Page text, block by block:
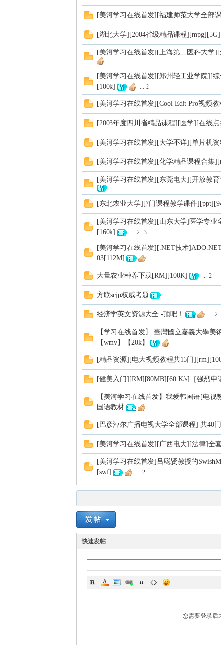
[美河学习在线首发][福建师范大学全部
[湖北大学][2004省级精品课程
[美河学习在线首发][上海第二医科大学
[美河学习在线首发][郑州轻工业学院][
[100k]
... 2
[美河学习在线首发][Cool Edit Pro视频
[2003年度四川省精品课程][医学][在线
[美河学习在线首发][大学不详][单片机
[美河学习在线首发][化学精品课程合集
[美河学习在线首发][东莞电大][开放教
[东北农业大学][7门课程教学课件
[美河学习在线首发][山东大学]医学专业
[160k]
... 2 3
[美河学习在线首发][.NET技术
03[112M]
大量农业种养下载[RM][100K] ... 2
方联scjp权威考题
经济学英文资源大全 -顶吧！ ... 2
【学习在线首发】 臺灣國立嘉義大學美
【wmv】【20k】
[精品资源][电大视频教程共16门
[健美入门][RM][80MB][60 K/s]［强烈申
【美河学习在线首发】我爱韩国语[电视
国语教材
[巴彦淖尔广播电视大学全部课程] 共40门
[美河学习在线首发][广西电大][法律]全
[美河学习在线首发]吕聪贤教授的
[swf]
... 2
快速发帖
您需要登录后